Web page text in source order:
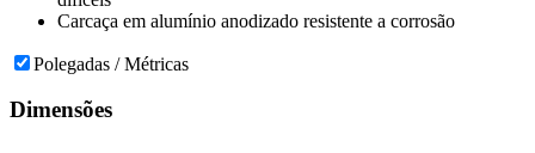
Carcaça em alumínio anodizado resistente a corrosão
Polegadas / Métricas
Dimensões